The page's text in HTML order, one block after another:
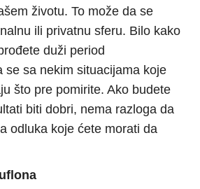
životu. To može da se
ili privatnu sferu. Bilo kako
duži period
se sa nekim situacijama koje
što pre pomirite. Ako budete
biti dobri, nema razloga da
odluka koje ćete morati da